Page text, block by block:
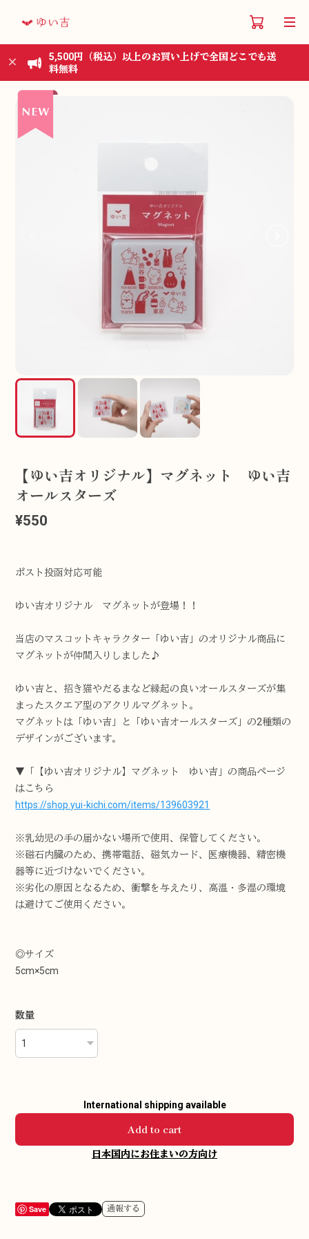
5,500円（税込）以上のお買い上げで全国どこでも送
料無料
【ゆい吉オリジナル】マグネット ゆい吉
オールスターズ
¥550
ポスト投函対応可能
ゆい吉オリジナル マグネットが登場！！
当店のマスコットキャラクター「ゆい吉」のオリジナル商品に
マグネットが仲間入りしました♪
ゆい吉と、招き猫やだるまなど縁起の良いオールスターズが集
まったスクエア型のアクリルマグネット。
マグネットは「ゆい吉」と「ゆい吉オールスターズ」の2種類の
デザインがございます。
▼「【ゆい吉オリジナル】マグネット ゆい吉」の商品ページ
はこちら
https://shop.yui-kichi.com/items/139603921
※乳幼児の手の届かない場所で使用、保管してください。
※磁石内臓のため、携帯電話、磁気カード、医療機器、精密機
器等に近づけないでください。
※劣化の原因となるため、衝撃を与えたり、高温・多湿の環境
は避けてご使用ください。
◎サイズ
5cm×5cm
数量
International shipping available
Add to cart
日本国内にお住まいの方向け
Save 通報する